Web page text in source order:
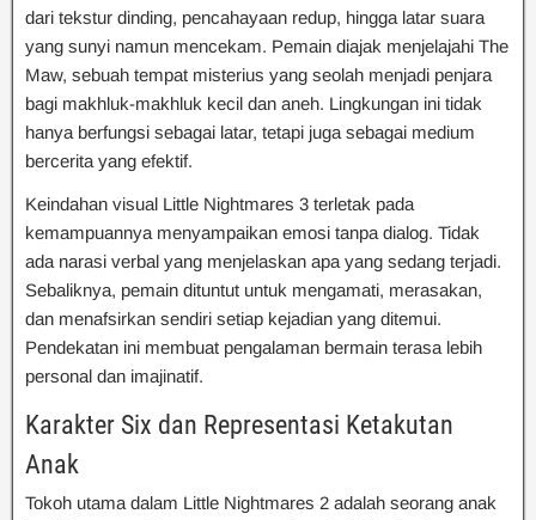
dari tekstur dinding, pencahayaan redup, hingga latar suara
yang sunyi namun mencekam. Pemain diajak menjelajahi The
Maw, sebuah tempat misterius yang seolah menjadi penjara
bagi makhluk-makhluk kecil dan aneh. Lingkungan ini tidak
hanya berfungsi sebagai latar, tetapi juga sebagai medium
bercerita yang efektif.
Keindahan visual Little Nightmares 3 terletak pada
kemampuannya menyampaikan emosi tanpa dialog. Tidak
ada narasi verbal yang menjelaskan apa yang sedang terjadi.
Sebaliknya, pemain dituntut untuk mengamati, merasakan,
dan menafsirkan sendiri setiap kejadian yang ditemui.
Pendekatan ini membuat pengalaman bermain terasa lebih
personal dan imajinatif.
Karakter Six dan Representasi Ketakutan
Anak
Tokoh utama dalam Little Nightmares 2 adalah seorang anak